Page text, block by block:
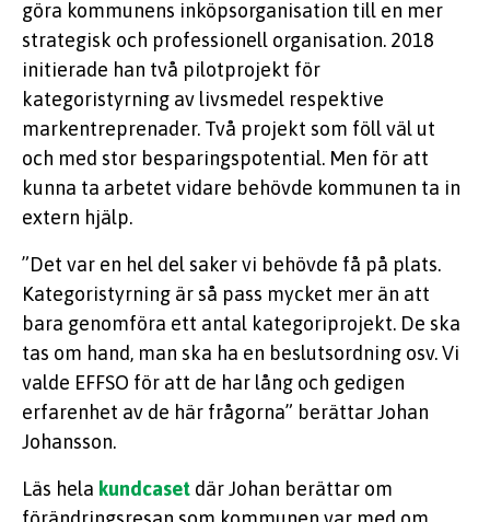
göra kommunens inköpsorganisation till en mer
strategisk och professionell organisation. 2018
initierade han två pilotprojekt för
kategoristyrning av livsmedel respektive
markentreprenader. Två projekt som föll väl ut
och med stor besparingspotential. Men för att
kunna ta arbetet vidare behövde kommunen ta in
extern hjälp.
”Det var en hel del saker vi behövde få på plats.
Kategoristyrning är så pass mycket mer än att
bara genomföra ett antal kategoriprojekt. De ska
tas om hand, man ska ha en beslutsordning osv. Vi
valde EFFSO för att de har lång och gedigen
erfarenhet av de här frågorna” berättar Johan
Johansson.
Läs hela kundcaset där Johan berättar om